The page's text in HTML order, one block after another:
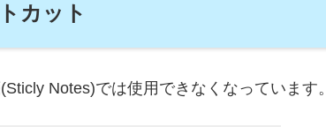
カット
Notes)では使用できなくなっています。